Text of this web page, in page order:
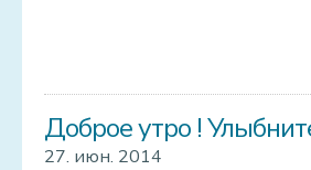
Доброе утро !
27. июн. 2014